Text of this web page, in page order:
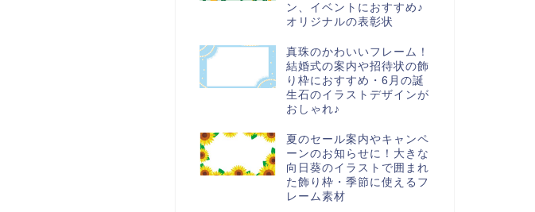
ン、イベントにおすすめ♪
オリジナルの表彰状
真珠のかわいいフレーム！
結婚式の案内や招待状の飾
り枠におすすめ・6月の誕
生石のイラストデザインが
おしゃれ♪
夏のセール案内やキャンペ
ーンのお知らせに！大きな
向日葵のイラストで囲まれ
た飾り枠・季節に使えるフ
レーム素材